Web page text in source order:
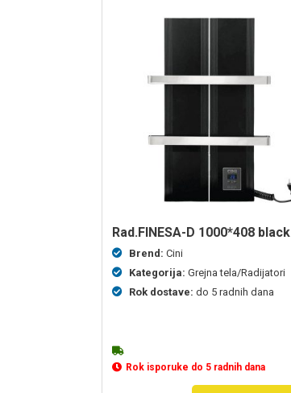
rad.FINESA-D 1000*408 black
Brend: Cini
Kategorija: Grejna tela/Radijatori
Rok dostave: do 5 radnih dana
Rok isporuke do 5 radnih dana